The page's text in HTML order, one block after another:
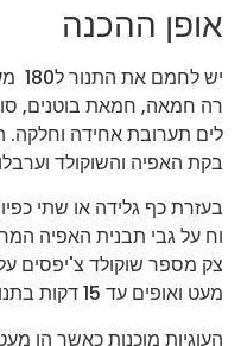
אופן ההכנה
רה חמאה, חמאת בוטנים,
לים תערובת אחידה
בקת האפיה והשוקולד
בעזרת כף גלידה או שתי
וח על גבי תבנית האפיה
צק מספר שוקולד צ'יפסים
מעט ואופים עד 15 דקות בתנור.
העוגיות מוכנות כאשר הן